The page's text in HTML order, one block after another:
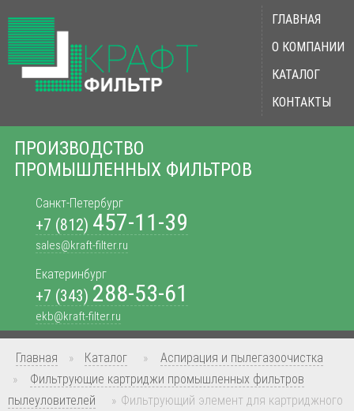
ПРОИЗВОДСТВО
ПРОМЫШЛЕННЫХ ФИЛЬТРОВ
Санкт-Петербург
+7 (812) 457-11-39
sales@kraft-filter.ru
Екатеринбург
+7 (343) 288-53-61
ekb@kraft-filter.ru
ГЛАВНАЯ
О КОМПАНИИ
КАТАЛОГ
КОНТАКТЫ
Главная » Каталог »
Аспирация и пылегазоочистка
»
Фильтрующие картриджи промышленных фильтров
пылеуловителей
» Фильтрующий элемент для картриджного